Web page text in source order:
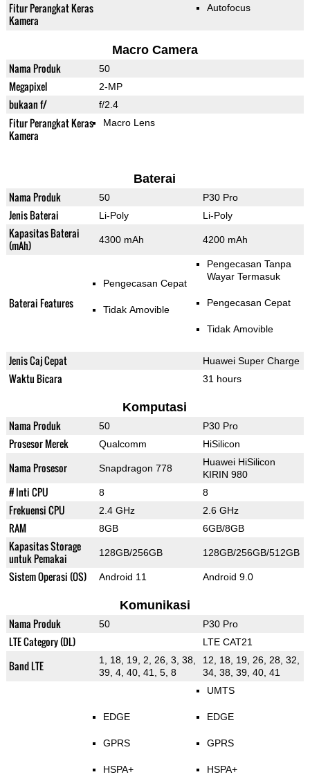
Fitur Perangkat Keras
Kamera
Autofocus
Macro Camera
Nama Produk 50
Megapixel 2-MP
bukaan f/ f/2.4
Fitur Perangkat Keras
Kamera
Macro Lens
Baterai
Nama Produk 50 P30 Pro
Jenis Baterai Li-Poly Li-Poly
Kapasitas Baterai
(mAh)
4300 mAh 4200 mAh
Baterai Features
Pengecasan Cepat
Tidak Amovible
Pengecasan Tanpa
Wayar Termasuk
Pengecasan Cepat
Tidak Amovible
Jenis Caj Cepat Huawei Super Charge
Waktu Bicara 31 hours
Komputasi
Nama Produk 50 P30 Pro
Prosesor Merek Qualcomm HiSilicon
Nama Prosesor Snapdragon 778
Huawei HiSilicon
KIRIN 980
# Inti CPU 8 8
Frekuensi CPU 2.4 GHz 2.6 GHz
RAM 8GB 6GB/8GB
Kapasitas Storage
untuk Pemakai
128GB/256GB 128GB/256GB/512GB
Sistem Operasi (OS) Android 11 Android 9.0
Komunikasi
Nama Produk 50 P30 Pro
LTE Category (DL) LTE CAT21
Band LTE
1, 18, 19, 2, 26, 3, 38,
39, 4, 40, 41, 5, 8
12, 18, 19, 26, 28, 32,
34, 38, 39, 40, 41
EDGE
GPRS
HSPA+
UMTS
EDGE
GPRS
HSPA+